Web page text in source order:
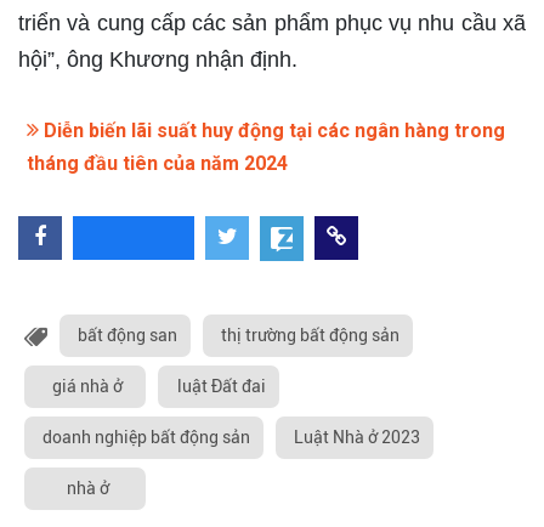
triển và cung cấp các sản phẩm phục vụ nhu cầu xã
hội”, ông Khương nhận định.
Diễn biến lãi suất huy động tại các ngân hàng trong
tháng đầu tiên của năm 2024
bất động san thị trường bất động sản
giá nhà ở luật Đất đai
doanh nghiệp bất động sản Luật Nhà ở 2023
nhà ở